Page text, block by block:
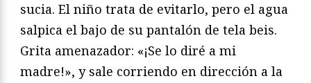
sucia. El niño trata de evitarlo, pero el agua
salpica el bajo de su pantalón de tela beis.
Grita amenazador: «¡Se lo diré a mi
madre!», y sale corriendo en dirección a la